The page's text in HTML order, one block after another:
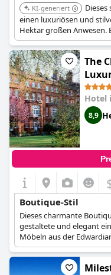
KI-generiert
einen luxuriösen und
Hektar großen Anwesen.
Restaurant und
elegantes Boutique-
The
Hotel
8,9
Boutique-Stil
Dieses charmante
gestaltete und elegant
Möbeln aus der
Designs sowie einer
sich nahtlos mit allen
die Gäste während ihres